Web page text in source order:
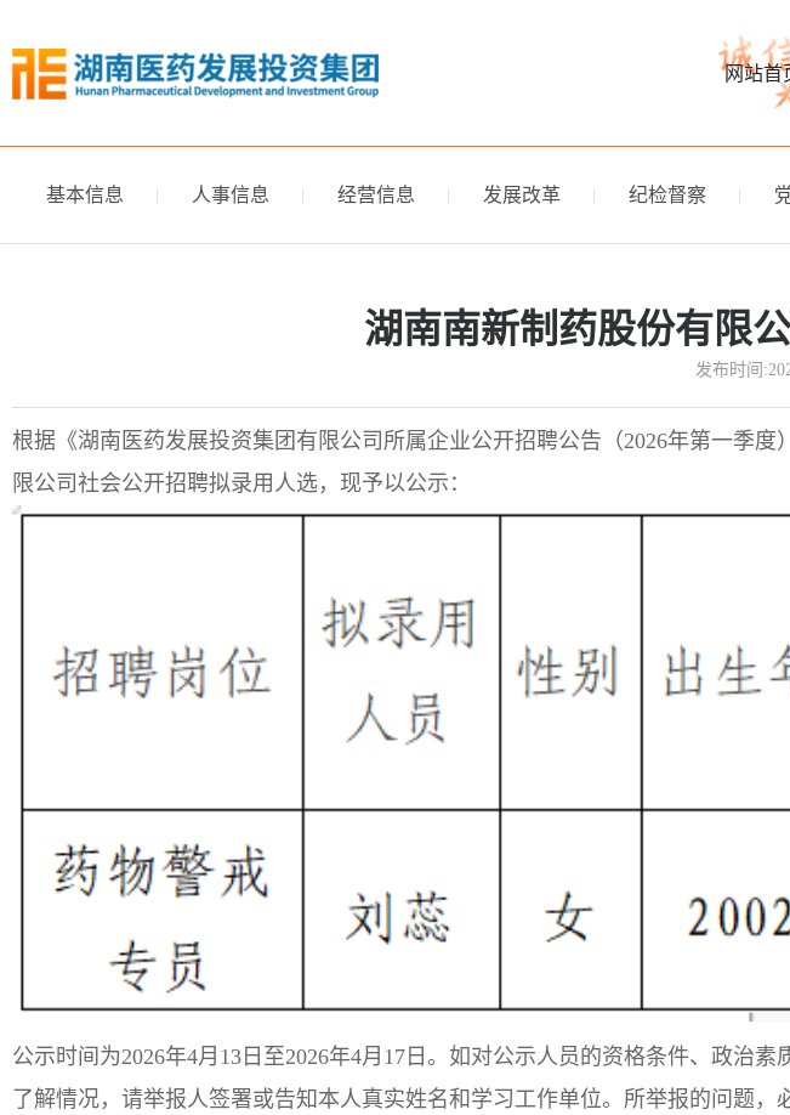
网站首
基本信息 人事信息 经营信息 发展改革 纪检督察
湖南南新制药股份有限
发布时间
根据《湖南医药发展投资集团有限公司所属企业公开招聘公告（2026年第一季
限公司社会公开招聘拟录用人选，现予以公示：
公示时间为2026年4月13日至2026年4月17日。如对公示人员的资格条件、政治
了解情况，请举报人签署或告知本人真实姓名和学习工作单位。所举报的问题，